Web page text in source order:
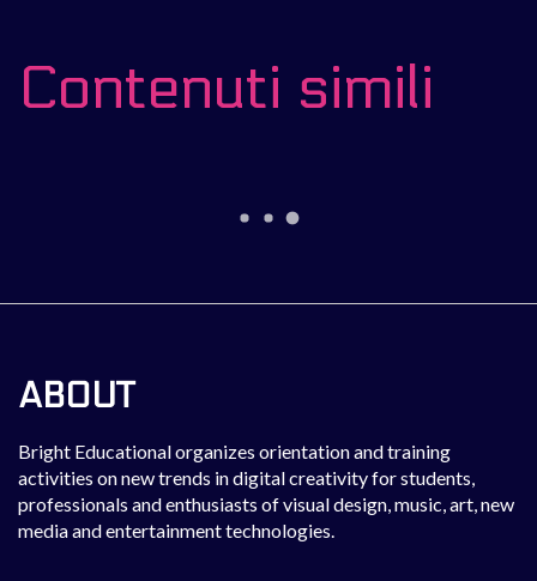
Contenuti simili
ABOUT
Bright Educational organizes orientation and training
activities on new trends in digital creativity for students,
professionals and enthusiasts of visual design, music, art, new
media and entertainment technologies.